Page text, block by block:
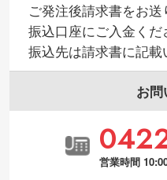
ご発注後請求書をお
振込口座にご入金くだ
振込先は請求書に記載
お
営業時間